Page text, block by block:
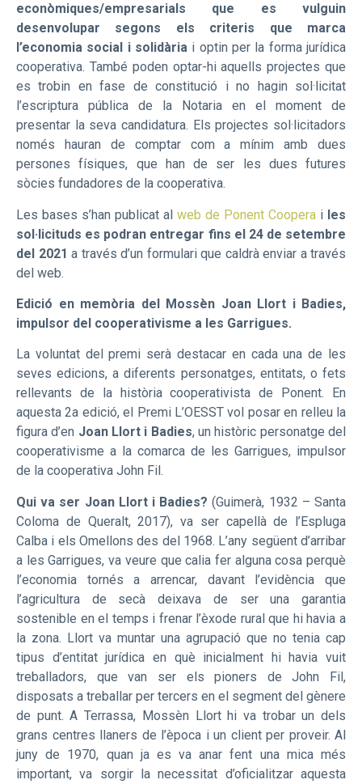
econòmiques/empresarials que es vulguin
desenvolupar segons els criteris que marca
l’economia social i solidària i optin per la forma jurídica
cooperativa. També poden optar-hi aquells projectes que
es trobin en fase de constitució i no hagin sol·licitat
l’escriptura pública de la Notaria en el moment de
presentar la seva candidatura. Els projectes sol·licitadors
només hauran de comptar com a mínim amb dues
persones físiques, que han de ser les dues futures
sòcies fundadores de la cooperativa.
Les bases s’han publicat al web de Ponent Coopera i les
sol·licituds es podran entregar fins el 24 de setembre
del 2021 a través d’un formulari que caldrà enviar a través
del web.
Edició en memòria del Mossèn Joan Llort i Badies,
impulsor del cooperativisme a les Garrigues.
La voluntat del premi serà destacar en cada una de les
seves edicions, a diferents personatges, entitats, o fets
rellevants de la història cooperativista de Ponent. En
aquesta 2a edició, el Premi L’OESST vol posar en relleu la
figura d’en Joan Llort i Badies, un històric personatge del
cooperativisme a la comarca de les Garrigues, impulsor
de la cooperativa John Fil.
Qui va ser Joan Llort i Badies?(Guimerà, 1932 – Santa
Coloma de Queralt, 2017), va ser capellà de l’Espluga
Calba i els Omellons des del 1968. L’any següent d’arribar
a les Garrigues, va veure que calia fer alguna cosa perquè
l’economia tornés a arrencar, davant l’evidència que
l’agricultura de secà deixava de ser una garantia
sostenible en el temps i frenar l’èxode rural que hi havia a
la zona. Llort va muntar una agrupació que no tenia cap
tipus d’entitat jurídica en què inicialment hi havia vuit
treballadors, que van ser els pioners de John Fil,
disposats a treballar per tercers en el segment del gènere
de punt. A Terrassa, Mossèn Llort hi va trobar un dels
grans centres llaners de l’època i un client per proveir. Al
juny de 1970, quan ja es va anar fent una mica més
important, va sorgir la necessitat d’oficialitzar aquesta